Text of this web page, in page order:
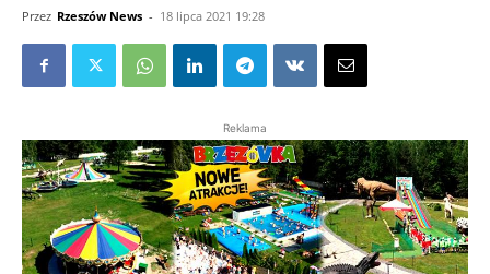
Przez Rzeszów News - 18 lipca 2021 19:28
Reklama